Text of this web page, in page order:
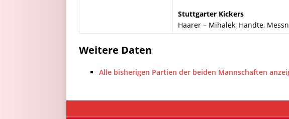
Stuttgarter Kickers
Haarer – Mihalek, Handte,
Weitere Daten
Alle bisherigen Partien der beiden Mannschaften